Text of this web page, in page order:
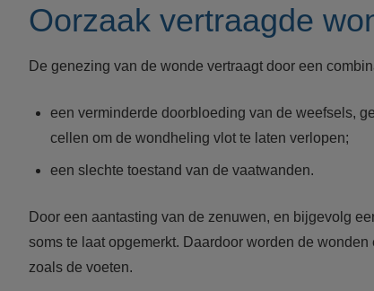
Oorzaak vertraagde
De genezing van de wonde vertraagt door een
een verminderde doorbloeding van de weefsels,
cellen om de wondheling vlot te laten verlopen;
een slechte toestand van de vaatwanden.
Door een aantasting van de zenuwen, en bijgevolg
soms te laat opgemerkt. Daardoor worden de
zoals de voeten.